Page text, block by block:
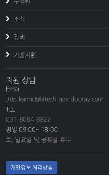
구성원
소식
장비
기술지원
지원 상담
Email
3dp.kamic@kitech.gov-dooray.com
TEL
031-8084-8822
평일 09:00~ 18:00
토, 일요일 및 공휴일 휴무
개인정보 처리방침